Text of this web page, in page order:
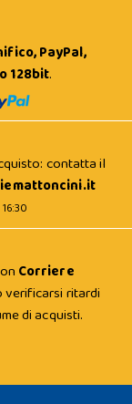
PayPal,
128bit.
contatta il
Corriere
verificarsi ritardi
di acquisti.